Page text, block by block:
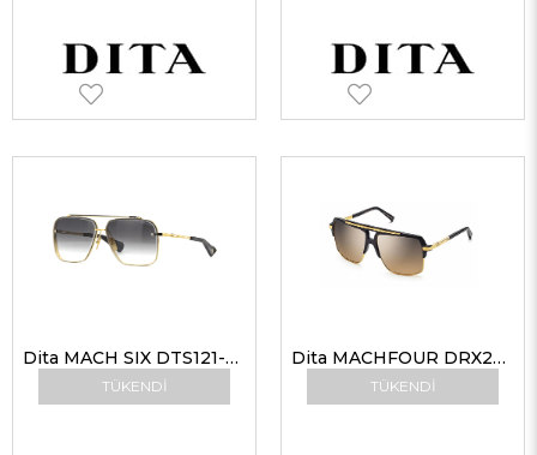
TÜKENDI
Dita MACH SIX DTS121-62-01 GLD-BLK Unisex Güneş Gözlükleri
TÜKENDI
Dita MACHFOUR DRX2070 A-BLK-GLD 61-14 Güneş Gözlüğü